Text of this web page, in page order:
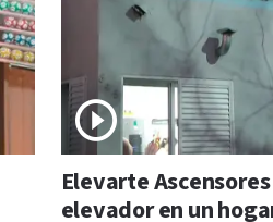
Elevarte
elevador en un